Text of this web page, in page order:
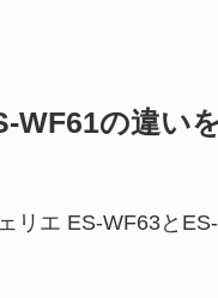
WF61の違い
リエ ES-WF63と